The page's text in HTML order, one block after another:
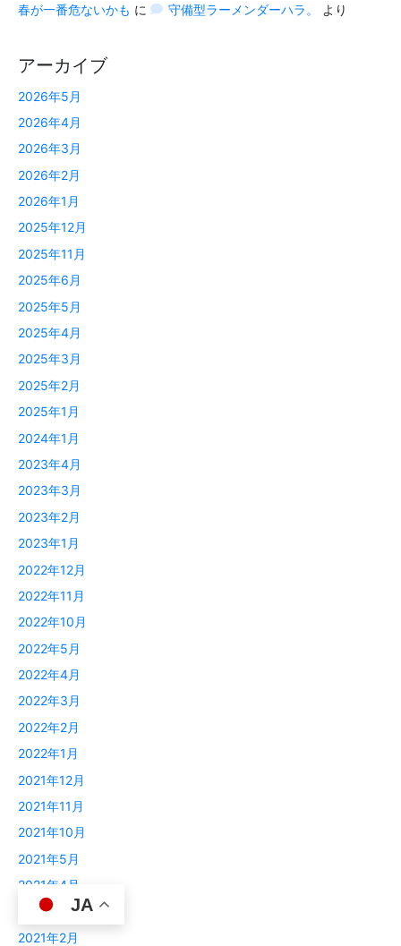
春が一番危ないかも に 守備型ラーメンダーハラ。 より
アーカイブ
2026年5月
2026年4月
2026年3月
2026年2月
2026年1月
2025年12月
2025年11月
2025年6月
2025年5月
2025年4月
2025年3月
2025年2月
2025年1月
2024年1月
2023年4月
2023年3月
2023年2月
2023年1月
2022年12月
2022年11月
2022年10月
2022年5月
2022年4月
2022年3月
2022年2月
2022年1月
2021年12月
2021年11月
2021年10月
2021年5月
2021年4月
2021年3月
2021年2月
JA